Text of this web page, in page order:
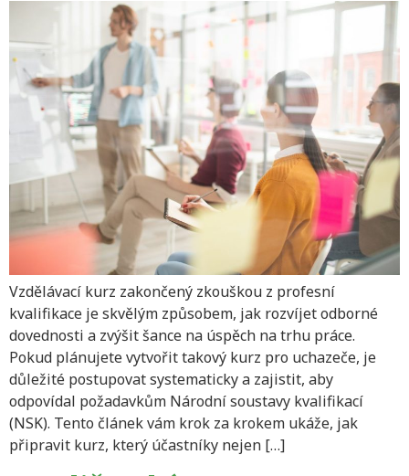
Vzdělávací kurz zakončený zkouškou z profesní
kvalifikace je skvělým způsobem, jak rozvíjet odborné
dovednosti a zvýšit šance na úspěch na trhu práce.
Pokud plánujete vytvořit takový kurz pro uchazeče, je
důležité postupovat systematicky a zajistit, aby
odpovídal požadavkům Národní soustavy kvalifikací
(NSK). Tento článek vám krok za krokem ukáže, jak
připravit kurz, který účastníky nejen […]